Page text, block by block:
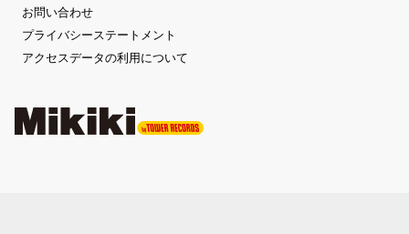
お問い合わせ
プライバシーステートメント
アクセスデータの利用について